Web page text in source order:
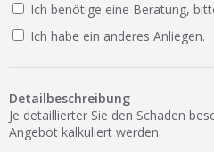
Lexikon
Ist Ihre
Werkstatt
Ich benötige eine Beratung,
Ich habe ein anderes Anliegen.
Detailbeschreibung
Je detaillierter Sie den Schaden
Angebot kalkuliert werden.